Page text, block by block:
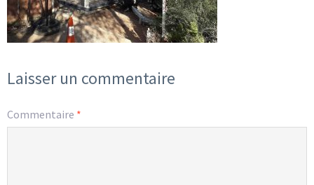
Laisser un commentaire
Commentaire *